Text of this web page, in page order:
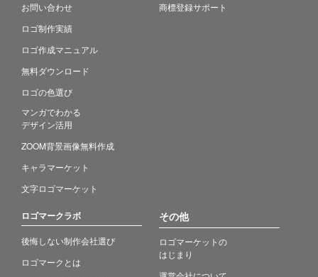
お問い合わせ
ロゴ制作実績
ロゴ作成マニュアル
無料ダウンロード
ロゴの色選び
マンガでわかる
デザイン活用
ZOOM背景画像無料作成
キャラマーケット
文字ロゴマーケット
商標登録サポート
ロゴマークラボ
後悔しない制作会社選び
ロゴマークとは
その他
ロゴマーケットの
はじまり